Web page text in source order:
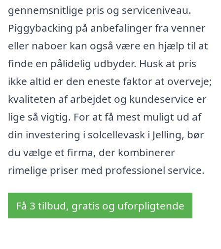
gennemsnitlige pris og serviceniveau.
Piggybacking på anbefalinger fra venner
eller naboer kan også være en hjælp til at
finde en pålidelig udbyder. Husk at pris
ikke altid er den eneste faktor at overveje;
kvaliteten af arbejdet og kundeservice er
lige så vigtig. For at få mest muligt ud af
din investering i solcellevask i Jelling, bør
du vælge et firma, der kombinerer
rimelige priser med professionel service.
Få 3 tilbud, gratis og uforpligtende